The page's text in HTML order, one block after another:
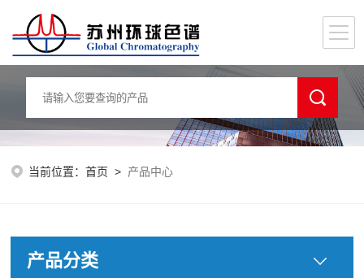
当前位置：首页 > 产品中心
产品分类